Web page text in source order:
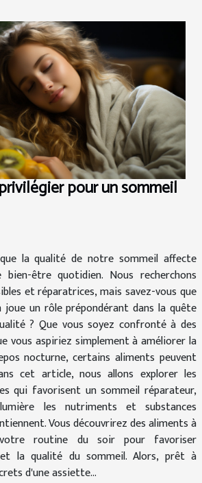
pour un sommeil
la qualité de notre sommeil affecte
être quotidien. Nous recherchons
et réparatrices, mais savez-vous que
un rôle prépondérant dans la quête
? Que vous soyez confronté à des
vous aspiriez simplement à améliorer la
nocturne, certains aliments peuvent
cet article, nous allons explorer les
qui favorisent un sommeil réparateur,
les nutriments et substances
Vous découvrirez des aliments à
routine du soir pour favoriser
et la qualité du sommeil. Alors, prêt à
d'une assiette...